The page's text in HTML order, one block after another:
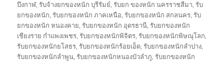
บึงกาฬ,รับจ้างยกของหนัก บุรีรัมย์,รับยก ของหนัก นครราชสีมา,รับ
ยกของหนัก,รับยกของหนัก ภาคเหนือ,รับยกของหนัก สกลนคร,รับ
ยกของหนัก หนองคาย,รับยกของหนัก อุดรธานี,รับยกของหนัก
เชียงราย กำแพงเพชร,รับยกของหนักพิจิตร,รับยกของหนักพิษณุโลก,
รับยกของหนักยโสธร,รับยกของหนักร้อยเอ็ด,รับยกของหนักลำปาง,
รับยกของหนักลำพูน,รับยกของหนักหนองบัวลำภู,รับยกของหนัก